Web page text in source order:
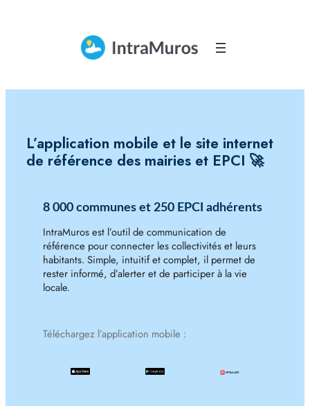
L’application mobile et le site internet
de référence des mairies et EPCI 🚀
8 000 communes et 250 EPCI adhérents
IntraMuros est l’outil de communication de
référence pour connecter les collectivités et leurs
habitants. Simple, intuitif et complet, il permet de
rester informé, d’alerter et de participer à la vie
locale.
Téléchargez l’application mobile :